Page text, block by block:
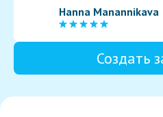
Hanna Manannikava
Создать